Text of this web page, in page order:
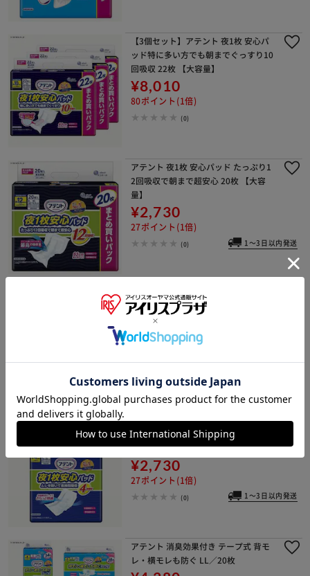
【3個セット】アテント 夜1枚 安心パ
ッド特に多い方でも朝までぐっすり10
回吸収 22枚 【大容量】
¥8,010
80ポイント(1倍)
(0)
アテント 夜1枚 安心パッド たっぷり1
2回吸収で朝まで超安心 20枚 【大容
量】
¥2,730
27ポイント(1倍)
(0) 1～3日以内発送
アテント 尿とりパッド スーパー吸収
女性用72枚 【大容量】
¥2,280
22ポイント(1倍)
アテント 夜1枚 安心パッド ムレを防い
で長時間吸収 4回吸収 56枚 【大容
量】 【代引き不可】【前払い不可】
¥2,730
27ポイント(1倍)
(0) 1～3日以内発送
アテント 消臭効果付き テープ式 背モ
レ・横モレも防ぐ LL／20枚